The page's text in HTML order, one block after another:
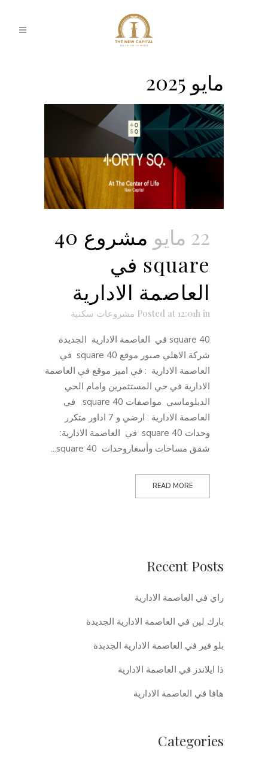
مايو 2025
22 مايو
مشروع 40
square في
العاصمة الادارية
Posted at 12:01h in مشروعات سكنية
40 square في العاصمة الادارية الجديدة
شركة الاهلي صبور موقع 40 square في
العاصمة الادارية : في اميز موقع في العاصمة
الادارية في حي المستثمرين وامام الحي
الدبلوماسي مواصفات 40 square في
العاصمة الادارية : ارضي و 7 اداور متكرر
وحدات 40 square في العاصمة الادارية:
شقق مساحات وأسعاروحدات 40 square...
READ MORE
Recent Posts
راي في العاصمة الادارية
بارك لين في العاصمة الادارية الجديدة
بلو فير في العاصمة الادارية الجديدة
ذا ايلاندز في العاصمة الادارية
هافا في العاصمة الادارية
Categories